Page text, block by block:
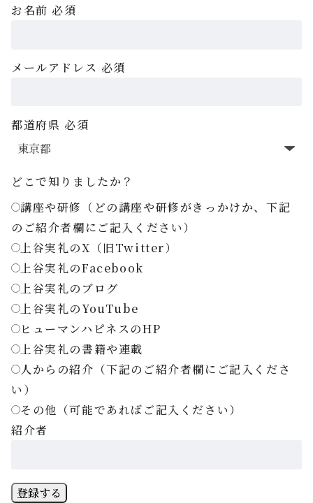
お名前必須
メールアドレス 必須
都道府県 必須
どこで知りましたか？
講座や研修（どの講座や研修がきっかけか、下記
のご紹介者欄にご記入ください）
上谷実礼のX（旧Twitter）
上谷実礼のFacebook
上谷実礼のブログ
上谷実礼のYouTube
ヒューマンハピネスのHP
上谷実礼の書籍や連載
人からの紹介（下記のご紹介者欄にご記入くださ
い）
その他（可能であればご記入ください）
紹介者
登録する